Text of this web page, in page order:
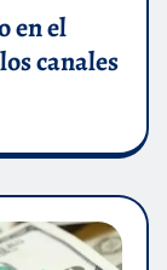
en el
canales